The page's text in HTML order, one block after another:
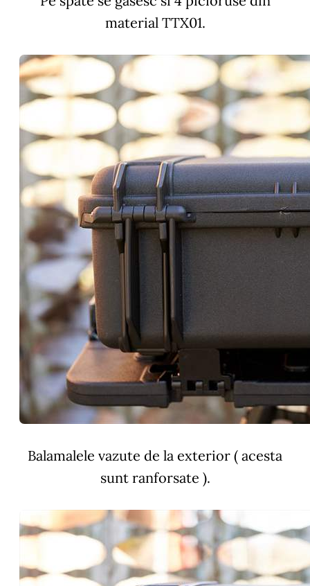
material TTX01.
Balamalele vazute de la exterior ( acesta
sunt ranforsate ).